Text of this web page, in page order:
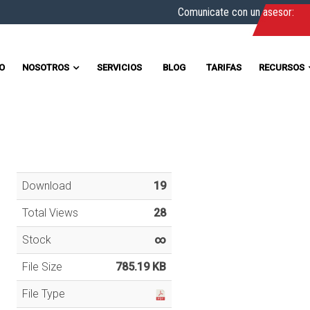
Comunicate con un asesor:
NOSOTROS SERVICIOS BLOG TARIFAS RECURSOS
Download 19
Total Views 28
Stock ∞
File Size 785.19 KB
File Type